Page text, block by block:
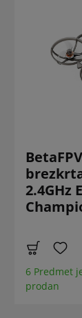
2.4GHz
6 Predmet
prodan